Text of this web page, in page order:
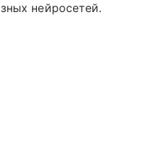
нейросетей.